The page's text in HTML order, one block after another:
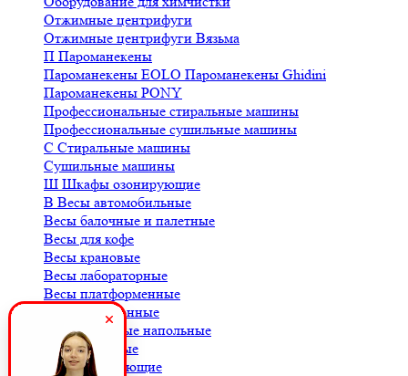
Отжимные центрифуги
Отжимные центрифуги Вязьма
П Пароманекены
Пароманекены EOLO Пароманекены Ghidini
Пароманекены PONY
Профессиональные стиральные машины
Профессиональные сушильные машины
С Стиральные машины
Сушильные машины
Ш Шкафы озонирующие
В Весы автомобильные
Весы балочные и палетные
Весы для кофе
Весы крановые
Весы лабораторные
Весы платформенные
Весы порционные
Весы товарные напольные
Весы торговые
ККомплектующие